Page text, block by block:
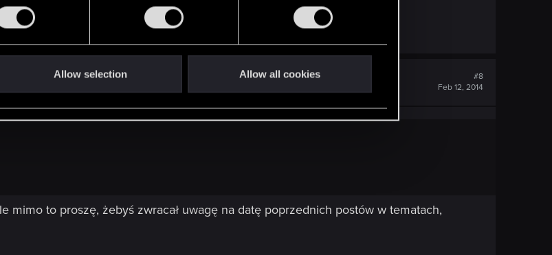
Allow selection Allow all cookies
#8
Feb 12, 2014
mimo to proszę, żebyś zwracał uwagę na datę poprzednich postów w tematach,